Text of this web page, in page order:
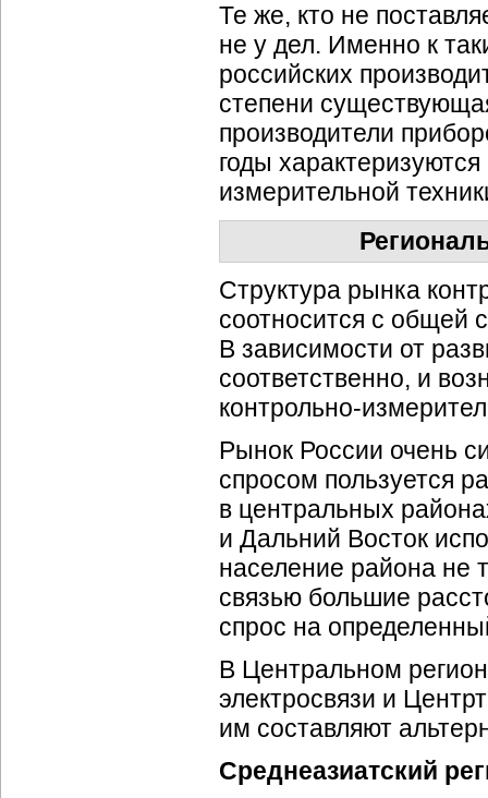
Те же, кто не
не у дел. Именно к
российских
степени
производители
годы
измерительной
Структура рынка
соотносится с общей
В зависимости от
соответственно, и
контрольно-
Рынок России очень
спросом пользуется
в центральных
и Дальний Восток
население района не
связью большие
спрос на
В Центральном
электросвязи и
им составляют
Среднеазиатский